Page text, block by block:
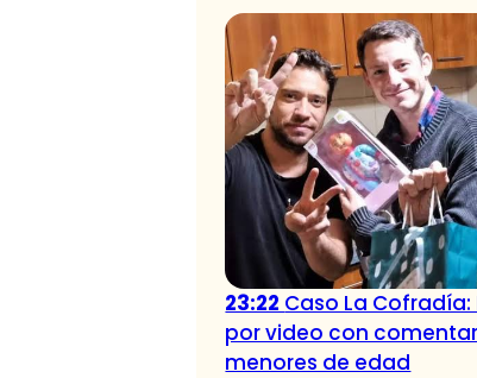
23:22 Caso La
por video con
menores de edad